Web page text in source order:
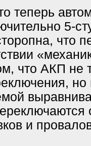
теперь
5-
что
что АКП не
но
и